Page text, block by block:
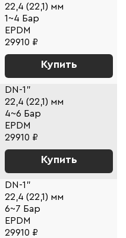
22,4 (22,1) мм
1~4 Бар
EPDM
29910 ₽
Купить
DN-1"
22,4 (22,1) мм
4~6 Бар
EPDM
29910 ₽
Купить
DN-1"
22,4 (22,1) мм
6~7 Бар
EPDM
29910 ₽